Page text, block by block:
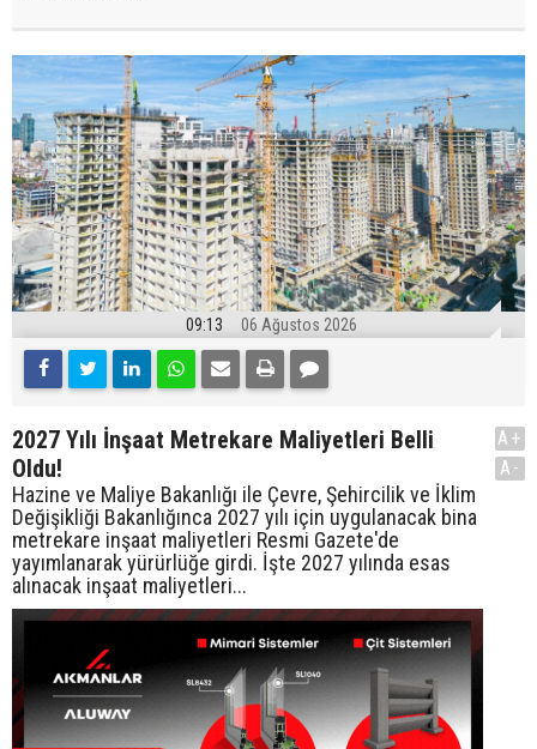
09:13 06 Ağustos 2026
2027 Yılı İnşaat Metrekare Maliyetleri Belli
Oldu!
Hazine ve Maliye Bakanlığı ile Çevre, Şehircilik ve İklim
Değişikliği Bakanlığınca 2027 yılı için uygulanacak bina
metrekare inşaat maliyetleri Resmi Gazete'de
yayımlanarak yürürlüğe girdi. İşte 2027 yılında esas
alınacak inşaat maliyetleri...
A+
A-